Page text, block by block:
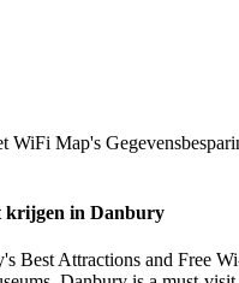
WiFi Map's
krijgen in Danbury
Best Attractions and Free